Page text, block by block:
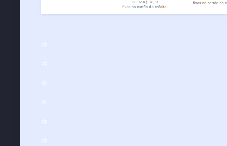
*
*
*
*
*
*